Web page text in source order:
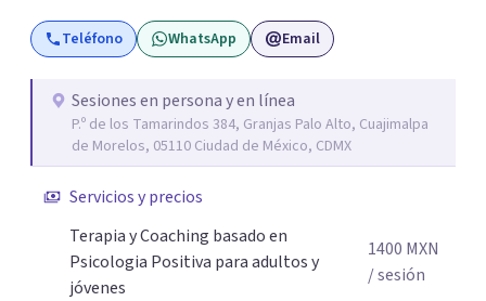
Mariangela Rodriguez Badel. Uno de mis propósitos de
vida es impactar positivamente la vida de jóvenes y
uno/a y acompañándolo/as a encontrar herramientas
que les permitan conectar con su vida de maneras
diferentes y avanzar hacia donde lo necesitan. Hago
manera presencial en la Ciudad de México.
Adicionalmente enseño herramientas de psicología
positiva y bienestar a grupos y equipos.
Teléfono WhatsApp Email
Sesiones en persona y en línea
P.º de los Tamarindos 384, Granjas Palo Alto, Cuajimalpa
de Morelos, 05110 Ciudad de México, CDMX
Servicios y precios
Terapia y Coaching basado en
Psicologia Positiva para adultos y
jóvenes
1400 MXN
/ sesión